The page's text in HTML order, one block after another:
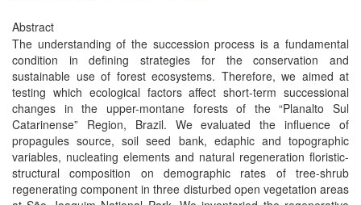
Abstract
The understanding of the succession process is a fundamental
condition in defining strategies for the conservation and
sustainable use of forest ecosystems. Therefore, we aimed at
testing which ecological factors affect short-term successional
changes in the upper-montane forests of the “Planalto Sul
Catarinense” Region, Brazil. We evaluated the influence of
propagules source, soil seed bank, edaphic and topographic
variables, nucleating elements and natural regeneration floristic-
structural composition on demographic rates of tree-shrub
regenerating component in three disturbed open vegetation areas